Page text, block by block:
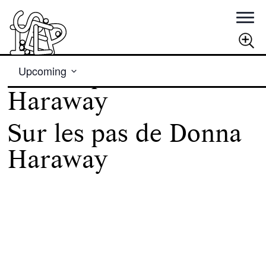
RECHERCHER
Sur les pas de Donna
Haraway
Sur les pas de Donna
Haraway
Views
Navigation
Upcoming
Select
date.